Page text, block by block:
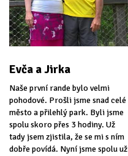
Evča a Jirka
Naše první rande bylo velmi
pohodové. Prošli jsme snad celé
město a přilehlý park. Byli jsme
spolu skoro přes 3 hodiny. Už
tady jsem zjistila, že se mi s ním
dobře povídá. Nyní jsme spolu už